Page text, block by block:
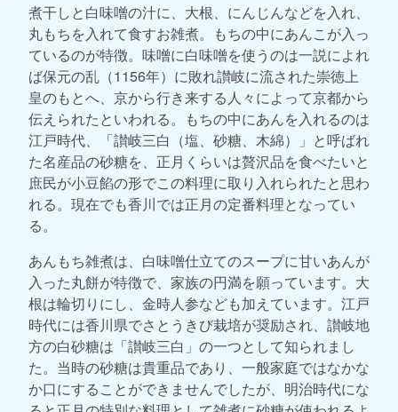
煮干しと白味噌の汁に、大根、にんじんなどを入れ、
丸もちを入れて食すお雑煮。もちの中にあんこが入っ
ているのが特徴。味噌に白味噌を使うのは一説によれ
ば保元の乱（1156年）に敗れ讃岐に流された崇徳上
皇のもとへ、京から行き来する人々によって京都から
伝えられたといわれる。もちの中にあんを入れるのは
江戸時代、「讃岐三白（塩、砂糖、木綿）」と呼ばれ
た名産品の砂糖を、正月くらいは贅沢品を食べたいと
庶民が小豆餡の形でこの料理に取り入れられたと思わ
れる。現在でも香川では正月の定番料理となってい
る。
あんもち雑煮は、白味噌仕立てのスープに甘いあんが
入った丸餅が特徴で、家族の円満を願っています。大
根は輪切りにし、金時人参なども加えています。江戸
時代には香川県でさとうきび栽培が奨励され、讃岐地
方の白砂糖は「讃岐三白」の一つとして知られまし
た。当時の砂糖は貴重品であり、一般家庭ではなかな
か口にすることができませんでしたが、明治時代にな